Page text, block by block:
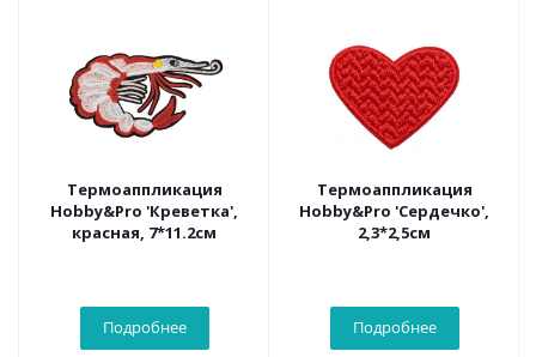
Термоаппликация
Hobby&Pro 'Креветка',
красная, 7*11.2см
Подробнее
Термоаппликация
Hobby&Pro 'Сердечко',
2,3*2,5см
Подробнее